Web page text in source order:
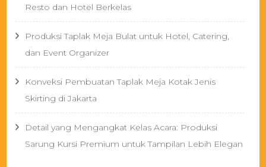
Resto dan Hotel Berkelas
Produksi Taplak Meja Bulat untuk Hotel, Catering,
dan Event Organizer
Konveksi Pembuatan Taplak Meja Kotak Jenis
Skirting di Jakarta
Detail yang Mengangkat Kelas Acara: Produksi
Sarung Kursi Premium untuk Tampilan Lebih Elegan